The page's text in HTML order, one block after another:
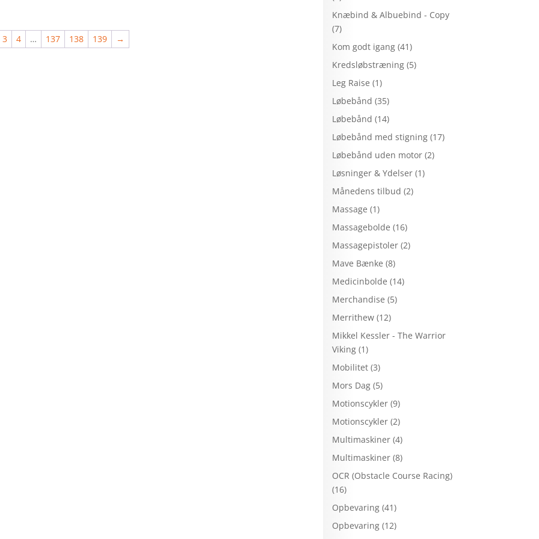
3 4 … 137 138 139 →
Knæbind & Albuebind - Copy
(7)
Kom godt igang (41)
Kredsløbstræning (5)
Leg Raise (1)
Løbebånd (35)
Løbebånd (14)
Løbebånd med stigning (17)
Løbebånd uden motor (2)
Løsninger & Ydelser (1)
Månedens tilbud (2)
Massage (1)
Massagebolde (16)
Massagepistoler (2)
Mave Bænke (8)
Medicinbolde (14)
Merchandise (5)
Merrithew (12)
Mikkel Kessler - The Warrior
Viking (1)
Mobilitet (3)
Mors Dag (5)
Motionscykler (9)
Motionscykler (2)
Multimaskiner (4)
Multimaskiner (8)
OCR (Obstacle Course Racing)
(16)
Opbevaring (41)
Opbevaring (12)